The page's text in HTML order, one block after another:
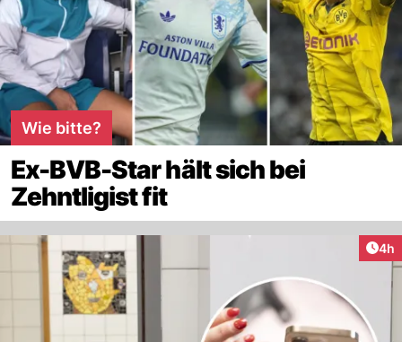
Wie bitte?
Ex-BVB-Star hält sich bei
Zehntligist fit
4h